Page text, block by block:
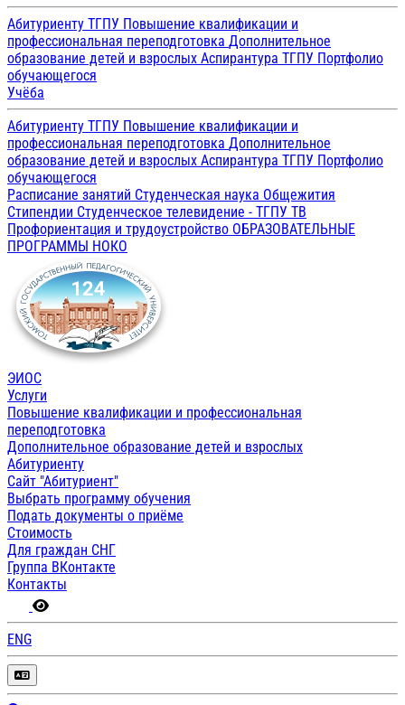
Абитуриенту ТГПУ Повышение квалификации и
профессиональная переподготовка Дополнительное
образование детей и взрослых Аспирантура ТГПУ Портфолио
обучающегося
Учёба
Абитуриенту ТГПУ Повышение квалификации и
профессиональная переподготовка Дополнительное
образование детей и взрослых Аспирантура ТГПУ Портфолио
обучающегося
Расписание занятий Студенческая наука Общежития
Стипендии Студенческое телевидение - ТГПУ ТВ
Профориентация и трудоустройство ОБРАЗОВАТЕЛЬНЫЕ
ПРОГРАММЫ НОКО
ЭИОС
Услуги
Повышение квалификации и профессиональная
переподготовка
Дополнительное образование детей и взрослых
Абитуриенту
Сайт "Абитуриент"
Выбрать программу обучения
Подать документы о приёме
Стоимость
Для граждан СНГ
Группа ВКонтакте
Контакты
ENG